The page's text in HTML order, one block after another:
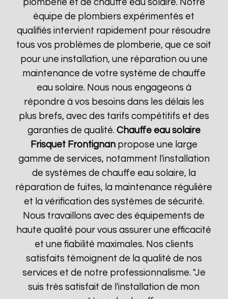
plomberie et de chauffe eau solaire. Notre
équipe de plombiers expérimentés et
qualifiés intervient rapidement pour résoudre
tous vos problèmes de plomberie, que ce soit
pour une installation, une réparation ou une
maintenance de votre système de chauffe
eau solaire. Nous nous engageons à
répondre à vos besoins dans les délais les
plus brefs, avec des tarifs compétitifs et des
garanties de qualité. Chauffe eau solaire
Frisquet Frontignanpropose une large
gamme de services, notamment l'installation
de systèmes de chauffe eau solaire, la
réparation de fuites, la maintenance régulière
et la vérification des systèmes de sécurité.
Nous travaillons avec des équipements de
haute qualité pour vous assurer une efficacité
et une fiabilité maximales. Nos clients
satisfaits témoignent de la qualité de nos
services et de notre professionnalisme. "Je
suis très satisfait de l'installation de mon